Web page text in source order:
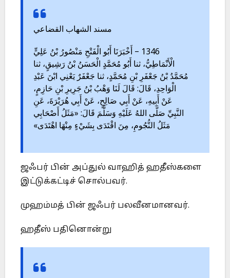
مسند الشهاب القضاعي
1346 – أَخْبَرَنَا أَبُو الْفَتْحِ مَنْصُورُ بْنُ عَلِيٍّ
الْأَنْمَاطِيُّ، ثنا أَبُو مُحَمَّدٍ الْحَسَنُ بْنُ رَشِيقٍ، ثنا
مُحَمَّدُ بْنُ جَعْفَرِ بْنِ مُحَمَّدٍ، ثنا جَعْفَرٌ يَعْنِي ابْنَ عَبْدِ
الْوَاحِدِ، قَالَ: قَالَ لَنَا وَهْبُ بْنُ جَرِيرِ بْنِ حَازِمٍ،
عَنْ أَبِيهِ، عَنْ أَبِي صَالِحٍ، عَنْ أَبِي هُرَيْرَةَ، عَنِ
النَّبِيِّ صَلَّى اللهُ عَلَيْهِ وَسَلَّمَ قَالَ: «مَثَلُ أَصْحَابِي
مَثَلُ النُّجُومِ، مِنَ اقْتَدَى بِشَيْءٍ مِنْهَا اهْتَدَى»
ஜஃபர் பின் அப்துல் வாஹித் ஹதீஸ்களை
இட்டுக்கட்டிச் சொல்பவர்.
முஹம்மத் பின் ஜஃபர் பலவீனமானவர்.
ஹதீஸ் பதினொன்று